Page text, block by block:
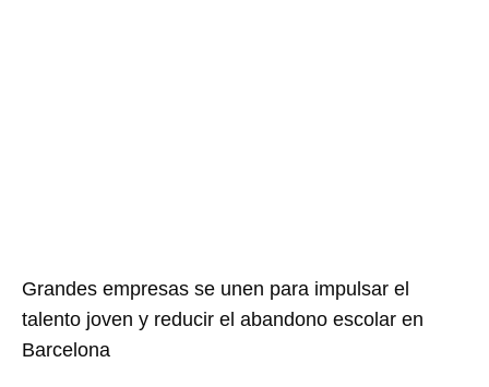
Grandes empresas se unen para impulsar el
talento joven y reducir el abandono escolar en
Barcelona